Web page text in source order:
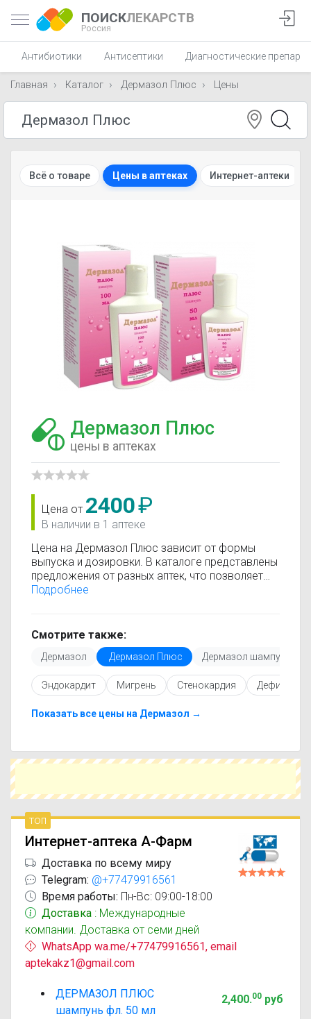
ПОИСКЛЕКАРСТВ
Россия
Антибиотики Антисептики Диагностические
Главная Каталог Дермазол Плюс Цены
Всё о товаре Цены в аптеках Интернет-аптеки
Дермазол Плюс
цены в аптеках
Цена от 2400₽
В наличии в 1 аптеке
Цена на Дермазол Плюс зависит от формы
выпуска и дозировки. В каталоге представлены
предложения от разных аптек, что позволяет
быстро найти, где купить Дермазол Плюс по
только актуальные данные.
Перед покупкой рекомендуется ознакомиться с
инструкцией по применению, показаниями и
противопоказаниями. При необходимости вы
можете подобрать аналоги Дермазол Плюс с
доступной ценой.
предложения. Это поможет сэкономить время
Подробнее
Смотрите также:
Дермазол Дермазол Плюс Дермазол шампунь
Эндокардит Мигрень Стенокардия Дефицит
Показать все цены на Дермазол →
топ
Интернет-аптека А-Фарм
Доставка по всему миру
Telegram: @+77479916561
Время работы: Пн-Вс: 09:00-18:00
Доставка : Международные
компании. Доставка от семи дней
WhatsApp wa.me/+77479916561, email
aptekakz1@gmail.com
ДЕРМАЗОЛ ПЛЮС
шампунь фл. 50 мл
2,400.00руб